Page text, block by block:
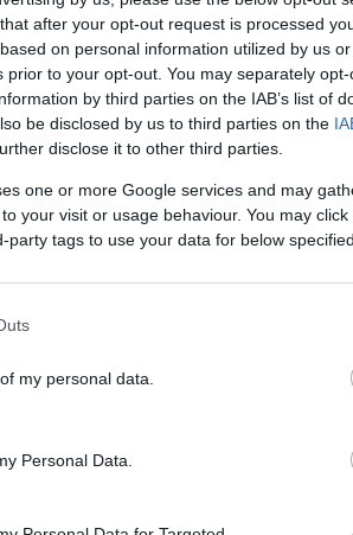
after your opt-out request is processed
on personal information utilized by us
to your opt-out. You may separately
by third parties on the IAB’s list of
be disclosed by us to third parties on the
disclose it to other third parties.
one or more Google services and may
your visit or usage behaviour. You may
tags to use your data for below
my personal data.
Personal Data.
και στελέχη που μπορούν να το
ΣΥΡΙΖΑ άλλαξε 3
που έχω πει"